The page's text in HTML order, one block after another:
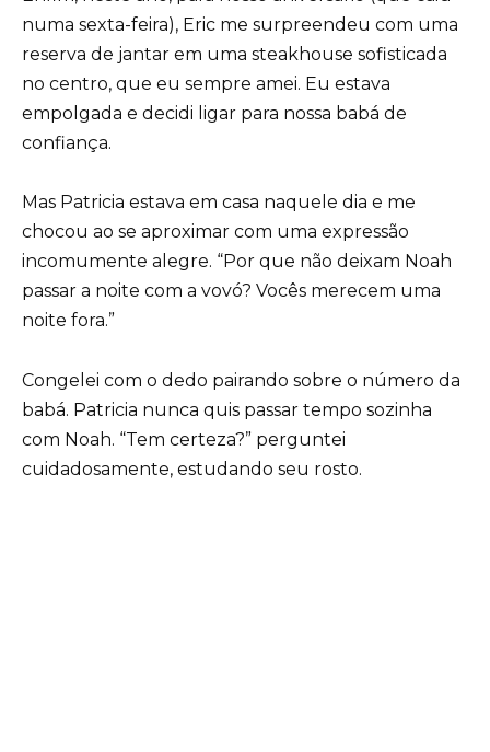
numa sexta-feira), Eric me surpreendeu com uma
reserva de jantar em uma steakhouse sofisticada
no centro, que eu sempre amei. Eu estava
empolgada e decidi ligar para nossa babá de
confiança.
Mas Patricia estava em casa naquele dia e me
chocou ao se aproximar com uma expressão
incomumente alegre. “Por que não deixam Noah
passar a noite com a vovó? Vocês merecem uma
noite fora.”
Congelei com o dedo pairando sobre o número da
babá. Patricia nunca quis passar tempo sozinha
com Noah. “Tem certeza?” perguntei
cuidadosamente, estudando seu rosto.